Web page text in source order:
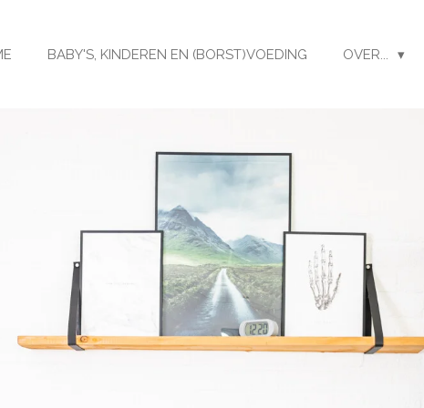
BABY'S, KINDEREN EN (BORST)VOEDING OVER...